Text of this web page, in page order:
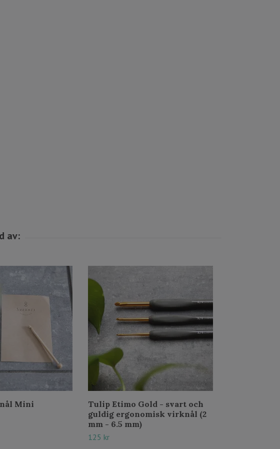
Mini
Tulip Etimo Gold - svart och
guldig ergonomisk virknål (2
mm - 6.5 mm)
125 kr